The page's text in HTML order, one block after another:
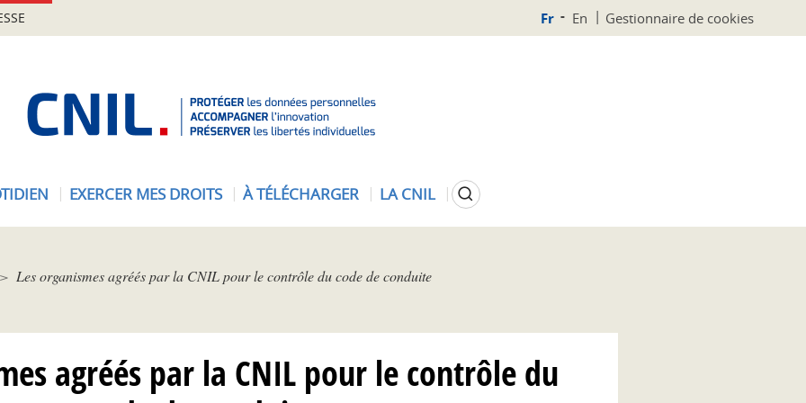
Fr En Gestionnaire de cookies
N
EXERCER MES DROITS À TÉLÉCHARGER LA CNIL Rechercher
Les organismes agréés par la CNIL pour le contrôle du code de conduite
agréés par la CNIL pour le contrôle du